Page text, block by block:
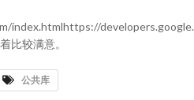
比较满意。
公共库